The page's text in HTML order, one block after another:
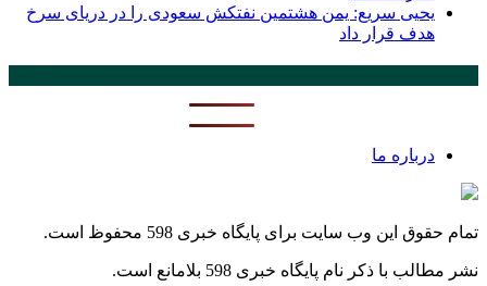
یحیی سریع: یمن هشتمین نفتکش سعودی را در دریای سرخ
هدف قرار داد
درباره ما
تمام حقوق این وب سایت برای پایگاه خبری 598 محفوظ است.
نشر مطالب با ذکر نام پایگاه خبری 598 بلامانع است.